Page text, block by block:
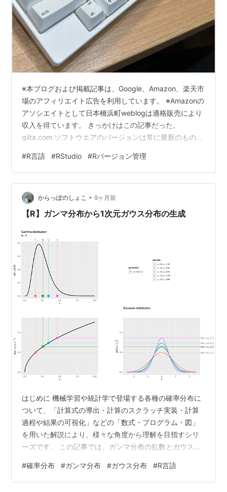
※本ブログおよび掲載記事は、Google、Amazon、楽天市
場のアフィリエイト広告を利用しています。 ※Amazonの
アソシエイトとして日本橋浜町weblogは適格販売により
収入を得ています。 きっかけはこの記事だった。
qiita.com ソフトウエアのバージョンは常に最新のものを
行ってバージョンチェックを行ったり、X（旧twitter）で
誰かがバージョンが上がったというつぶやきを見てバー
ジョンアップしていた。 常に最新がいいのだと、まあ、
プログラマーの初心者、シンプルにPCでアプリを利用す
る人の発想って感じだ。そしたらバージョン…
#R言語 #RStudio #Rバージョン管理
からっぽのしょこ • 9ヶ月前
【R】ガンマ分布から1次元ガウス分布の生成
はじめに 機械学習や統計学で登場する各種の確率分布に
ついて、「計算式の導出・計算のスクラッチ実装・計算
過程や結果の可視化」などの「数式・プログラム・図」
を用いた解説により、様々な角度から理解を目指すシリ
ーズです。 この記事では、ガンマ分布の乱数とガウス分
容】 www.anarchive-beta.com 【他の内容】
www.anarchive-beta.com 【今回の内容】 はじめに ガ
#確率分布 #ガンマ分布 #ガウス分布 #R言語